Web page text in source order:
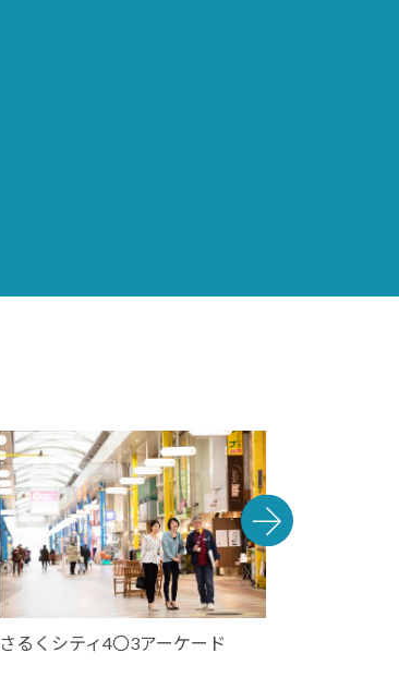
さるくシティ4〇3アーケード